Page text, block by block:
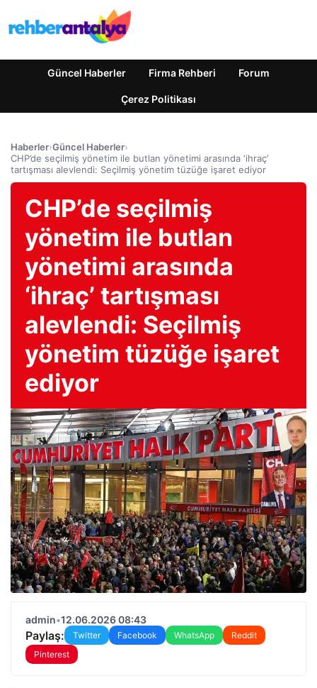
Güncel Haberler Firma Rehberi Forum
Çerez Politikası
Haberler›Güncel Haberler›
CHP’de seçilmiş yönetim ile butlan yönetimi arasında ‘ihraç’
tartışması alevlendi: Seçilmiş yönetim tüzüğe işaret ediyor
CHP’de seçilmiş
yönetim ile butlan
yönetimi arasında
‘ihraç’ tartışması
alevlendi: Seçilmiş
yönetim tüzüğe işaret
ediyor
admin•12.06.2026 08:43
Paylaş: Twitter Facebook WhatsApp
Reddit
Pinterest